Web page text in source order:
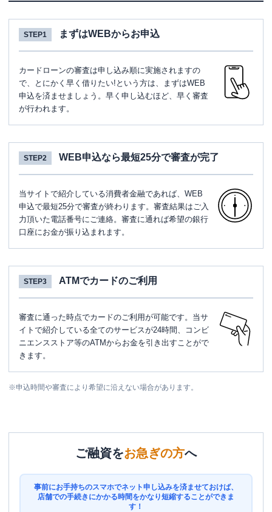
STEP1 まずはWEBからお申込
カードローンの審査は申し込み順に実施されますの
で、とにかく早く借りたい!という方は、まずはWEB
申込を済ませましょう。早く申し込むほど、早く審査
が行われます。
STEP2 WEB申込なら最短25分で審査が完了
当サイトで紹介している消費者金融であれば、WEB
申込で最短25分で審査が終わります。審査結果はご入
力頂いた電話番号にご連絡。審査に通れば希望の銀行
口座にお金が振り込まれます。
STEP3 ATMでカードのご利用
審査に通った時点でカードのご利用が可能です。当サ
イトで紹介している全てのサービスが24時間、コンビ
ニエンスストア等のATMからお金を引き出すことがで
きます。
※申込時間や審査により希望に沿えない場合があります。
ご融資をお急ぎの方へ
事前にお手持ちのスマホでネット申し込みを済ませておけば、
店舗での手続きにかかる時間をかなり短縮することができま
す！